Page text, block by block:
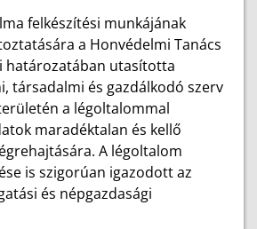
felkészítési munkájának
a Honvédelmi Tanács
határozatában utasította
társadalmi és gazdálkodó szerv
a légoltalommal
maradéktalan és kellő
A légoltalom
is szigorúan igazodott az
és népgazdasági